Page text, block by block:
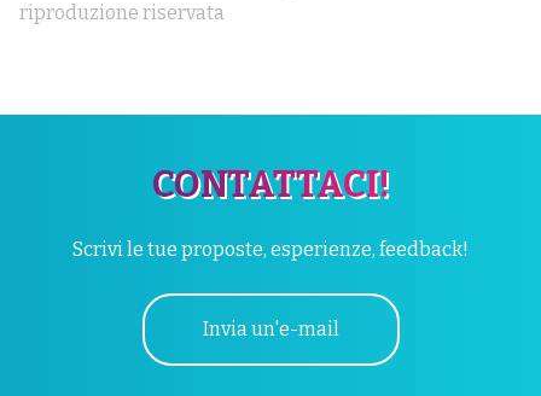
riproduzione riservata
CONTATTACI!
Scrivi le tue proposte, esperienze, feedback!
Invia un'e-mail